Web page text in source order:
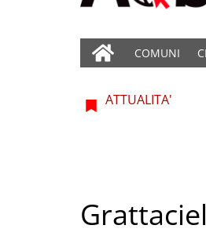
COMUNI
ATTUALITA'